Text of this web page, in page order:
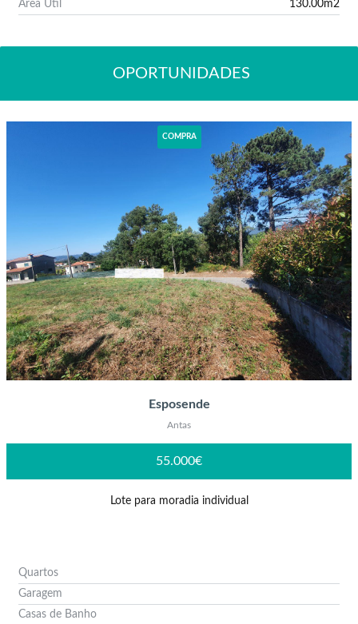
Area Útil 130.00m2
OPORTUNIDADES
COMPRA
Esposende
Antas
55.000€
Lote para moradia individual
Quartos
Garagem
Casas de Banho